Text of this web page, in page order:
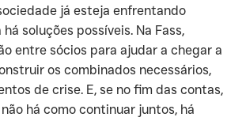
já esteja enfrentando
soluções possíveis. Na Fass,
entre sócios para ajudar a chegar a
os combinados necessários,
de crise. E, se no fim das contas,
há como continuar juntos, há